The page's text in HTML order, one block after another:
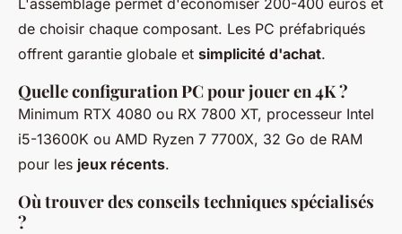
de choisir chaque composant. Les PC préfabriqués
offrent garantie globale et simplicité d'achat.
Quelle configuration PC pour jouer en 4K ?
Minimum RTX 4080 ou RX 7800 XT, processeur Intel
i5-13600K ou AMD Ryzen 7 7700X, 32 Go de RAM
pour les jeux récents.
Où trouver des conseils techniques spécialisés
?